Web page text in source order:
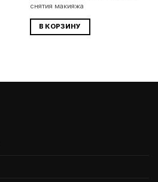
снятия макияжа
В КОРЗИНУ